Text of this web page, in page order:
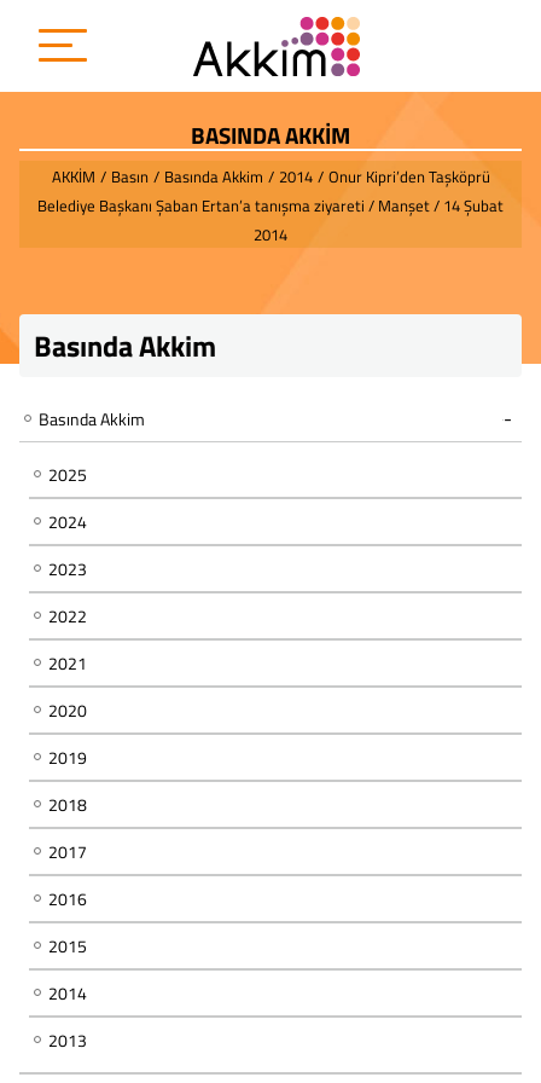
BASINDA AKKİM
AKKİM / Basın / Basında Akkim / 2014 / Onur Kipri’den Taşköprü
Belediye Başkanı Şaban Ertan’a tanışma ziyareti / Manşet / 14 Şubat
2014
Basında Akkim
Basında Akkim
2025
2024
2023
2022
2021
2020
2019
2018
2017
2016
2015
2014
2013